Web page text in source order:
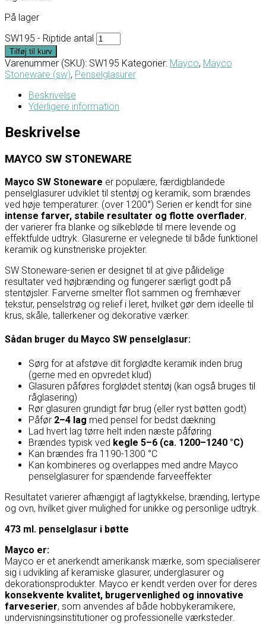
På lager
SW195 - Riptide antal
Tilføj til kurv
Varenummer (SKU): SW195 Kategorier: Mayco, Mayco
Stoneware (sw), Penselglasurer
Beskrivelse
Yderligere information
Beskrivelse
MAYCO SW STONEWARE
Mayco SW Stoneware er populære, færdigblandede
penselglasurer udviklet til stentøj og keramik, som brændes
ved høje temperaturer. (over 1200°) Serien er kendt for sine
intense farver, stabile resultater og flotte overflader,
der varierer fra blanke og silkebløde til mere levende og
effektfulde udtryk. Glasurerne er velegnede til både funktionel
keramik og kunstneriske projekter.
SW Stoneware-serien er designet til at give pålidelige
resultater ved højbrænding og fungerer særligt godt på
stentøjsler. Farverne smelter flot sammen og fremhæver
tekstur, penselstrøg og relief i leret, hvilket gør dem ideelle til
krus, skåle, tallerkener og dekorative værker.
Sådan bruger du Mayco SW penselglasur:
Sørg for at afstøve dit forglødte keramik inden brug
(gerne med en opvredet klud)
Glasuren påføres forglødet stentøj (kan også bruges til
råglasering)
Rør glasuren grundigt før brug (eller ryst bøtten godt)
Påfør 2–4 lag med pensel for bedst dækning
Lad hvert lag tørre helt inden næste påføring
Brændes typisk ved kegle 5–6 (ca. 1200–1240 °C)
Kan brændes fra 1190-1300 °C
Kan kombineres og overlappes med andre Mayco
penselglasurer for spændende farveeffekter
Resultatet varierer afhængigt af lagtykkelse, brænding, lertype
og ovn, hvilket giver mulighed for unikke og personlige udtryk.
473 ml. penselglasur i bøtte
Mayco er:
Mayco er et anerkendt amerikansk mærke, som specialiserer
sig i udvikling af keramiske glasurer, underglasurer og
dekorationsprodukter. Mayco er kendt verden over for deres
konsekvente kvalitet, brugervenlighed og innovative
farveserier, som anvendes af både hobbykeramikere,
undervisningsinstitutioner og professionelle værksteder.